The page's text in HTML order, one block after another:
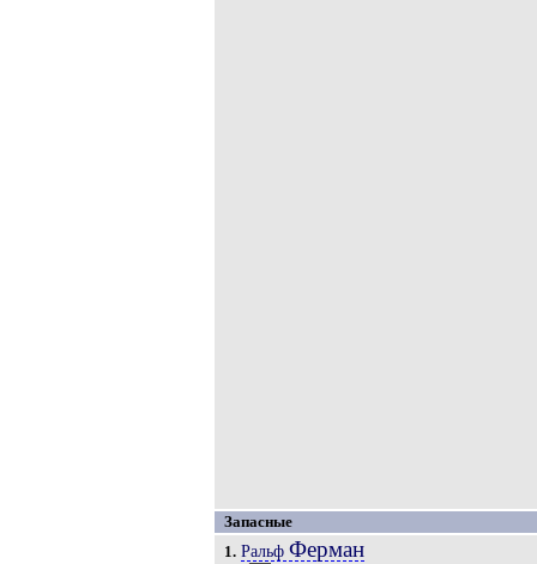
Запасные
1. Ральф Ферман